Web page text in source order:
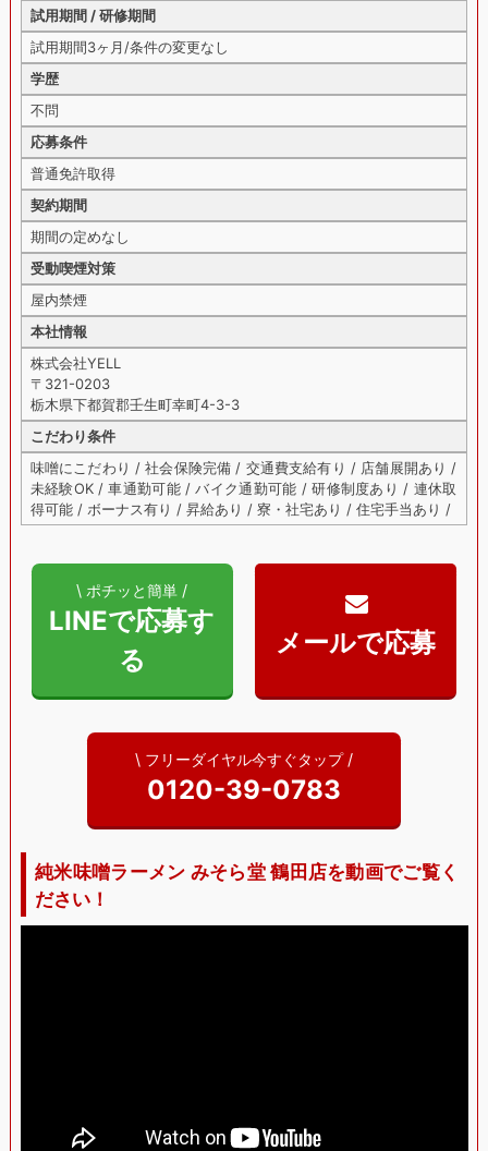
試用期間 / 研修期間
試用期間3ヶ月/条件の変更なし
学歴
不問
応募条件
普通免許取得
契約期間
期間の定めなし
受動喫煙対策
屋内禁煙
本社情報
株式会社YELL
〒321-0203
栃木県下都賀郡壬生町幸町4-3-3
こだわり条件
味噌にこだわり / 社会保険完備 / 交通費支給有り / 店舗展開あり /
未経験OK / 車通勤可能 / バイク通勤可能 / 研修制度あり / 連休取
得可能 / ボーナス有り / 昇給あり / 寮・社宅あり / 住宅手当あり /
\ ポチッと簡単 /
LINEで応募す
る
\ フリーダイヤル今すぐタップ /
0120-39-0783
純米味噌ラーメン みそら堂 鶴田店を動画でご覧く
ださい！